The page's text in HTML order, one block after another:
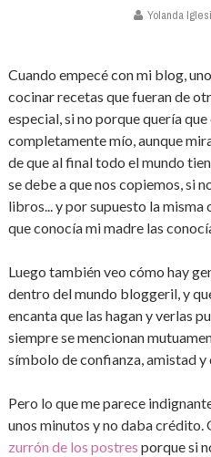
Yolanda
Cuando empecé con mi blog,
cocinar recetas que fueran de
especial, si no porque quería
completamente mío, aunque
de que al final todo el mundo
se debe a que nos copiemos, si
libros... y por supuesto la misma
que conocía mi madre las
Luego también veo cómo hay
dentro del mundo bloggeril, y
encanta que las hagan y verlas
siempre se mencionan
símbolo de confianza, amistad
Pero lo que me parece
unos minutos y no daba crédito.
zurrón de los postres porque si